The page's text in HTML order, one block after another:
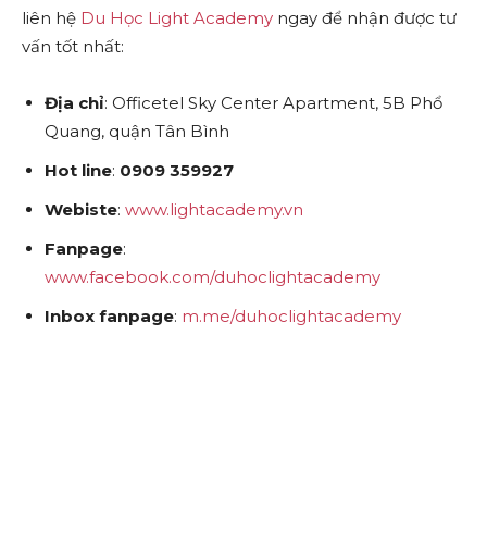
liên hệ Du Học Light Academy ngay để nhận được tư
vấn tốt nhất:
Địa chỉ: Officetel Sky Center Apartment, 5B Phổ
Quang, quận Tân Bình
Hot line: 0909 359927
Webiste: www.lightacademy.vn
Fanpage:
www.facebook.com/duhoclightacademy
Inbox fanpage: m.me/duhoclightacademy